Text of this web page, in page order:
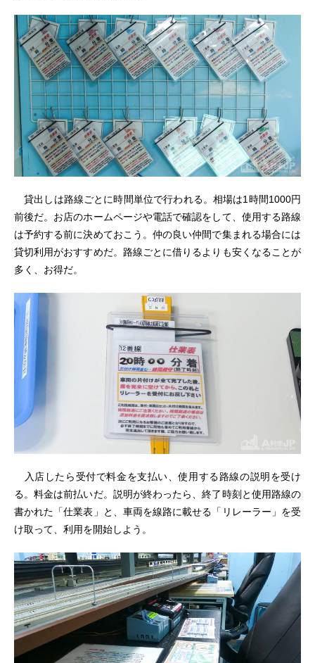
貸出しは路線ごとに時間単位で行われる。相場は1時間1000円
前後だ。お店のホームページや電話で確認をして、使用する路線
は予約する前に決めておこう。仲の良い仲間で集まれる場合には
貸切利用がおすすめだ。路線ごとに借りるよりも安くなることが
多く、お得だ。
入店したら受付で料金を支払い、使用する路線の説明を受け
る。料金は前払いだ。説明が終わったら、終了時刻と使用路線の
書かれた「仕業表」と、車両を線路に載せる「リレーラー」を受
け取って、利用を開始しよう。